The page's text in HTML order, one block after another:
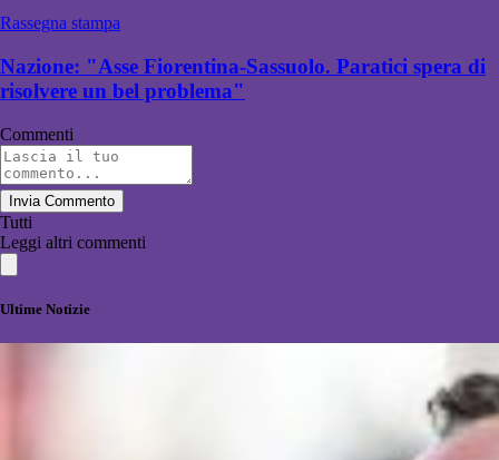
Rassegna stampa
Nazione: "Asse Fiorentina-Sassuolo. Paratici spera di
risolvere un bel problema"
Commenti
Invia Commento
Tutti
Leggi altri commenti
Ultime Notizie